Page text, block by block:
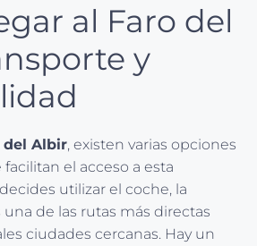
al Faro del
y
del Albir, existen varias opciones
el acceso a esta
utilizar el coche, la
una de las rutas más directas
ciudades cercanas. Hay un